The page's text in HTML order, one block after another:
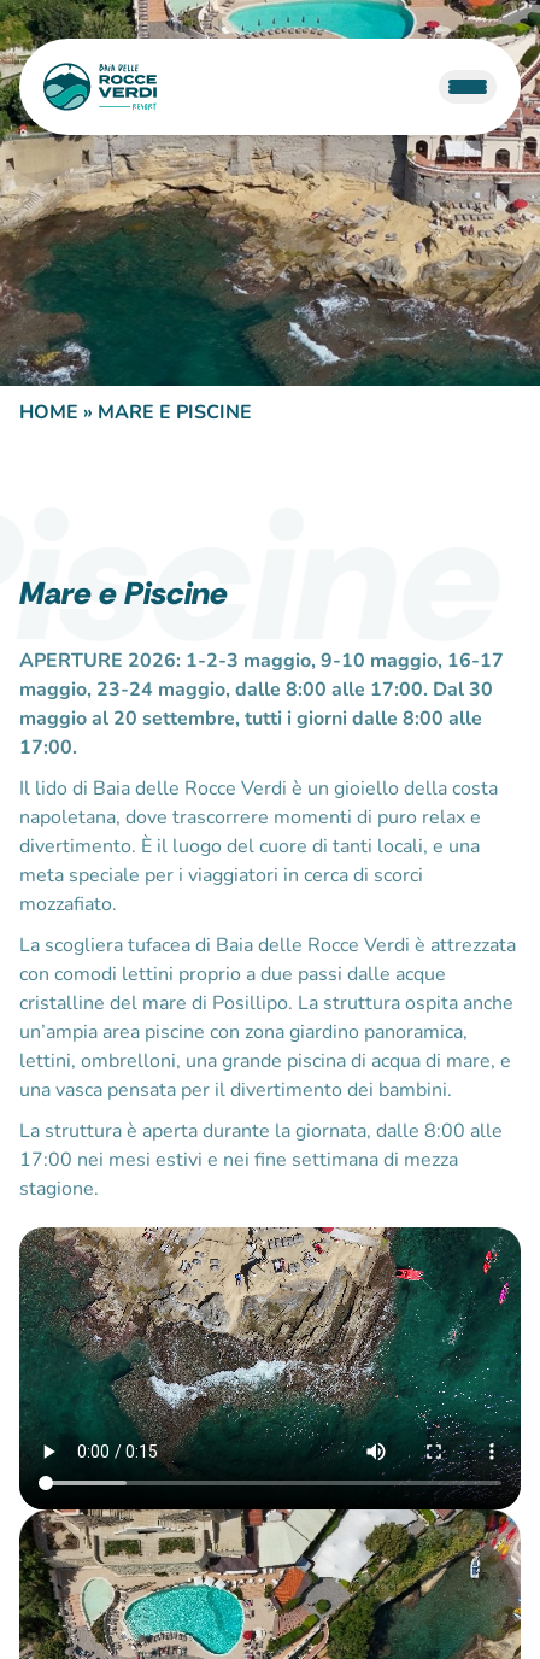
HOME » MARE E PISCINE
Mare e Piscine
APERTURE 2026: 1-2-3 maggio, 9-10 maggio, 16-17
maggio, 23-24 maggio, dalle 8:00 alle 17:00. Dal 30
maggio al 20 settembre, tutti i giorni dalle 8:00 alle
17:00.
Il lido di Baia delle Rocce Verdi è un gioiello della costa
napoletana, dove trascorrere momenti di puro relax e
divertimento. È il luogo del cuore di tanti locali, e una
meta speciale per i viaggiatori in cerca di scorci
mozzafiato.
La scogliera tufacea di Baia delle Rocce Verdi è attrezzata
con comodi lettini proprio a due passi dalle acque
cristalline del mare di Posillipo. La struttura ospita anche
un’ampia area piscine con zona giardino panoramica,
lettini, ombrelloni, una grande piscina di acqua di mare, e
una vasca pensata per il divertimento dei bambini.
La struttura è aperta durante la giornata, dalle 8:00 alle
17:00 nei mesi estivi e nei fine settimana di mezza
stagione.